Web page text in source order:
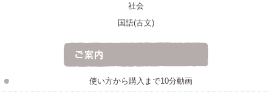
社会
国語(古文)
使い方から購入まで10分動画